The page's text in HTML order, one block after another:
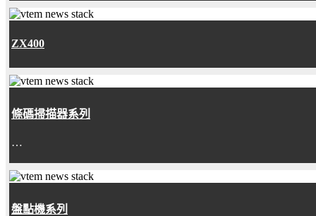
ZX400
條碼掃描器系列
…
盤點機系列